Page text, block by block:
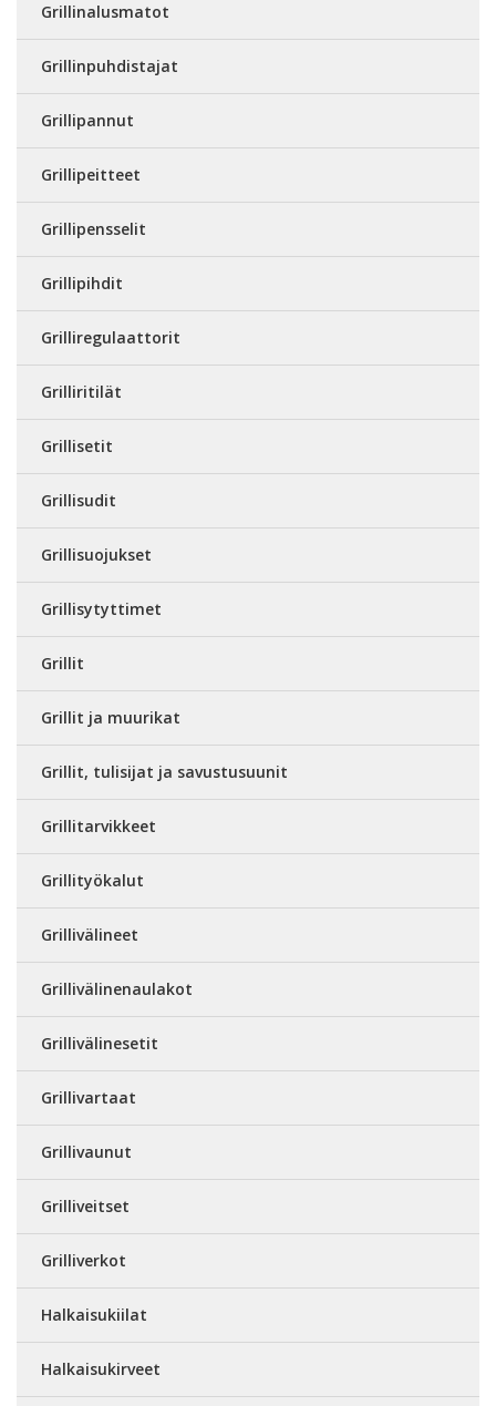
Grillinalusmatot
Grillinpuhdistajat
Grillipannut
Grillipeitteet
Grillipensselit
Grillipihdit
Grilliregulaattorit
Grilliritilät
Grillisetit
Grillisudit
Grillisuojukset
Grillisytyttimet
Grillit
Grillit ja muurikat
Grillit, tulisijat ja savustusuunit
Grillitarvikkeet
Grillityökalut
Grillivälineet
Grillivälinenaulakot
Grillivälinesetit
Grillivartaat
Grillivaunut
Grilliveitset
Grilliverkot
Halkaisukiilat
Halkaisukirveet